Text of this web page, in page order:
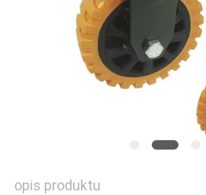
opis produktu